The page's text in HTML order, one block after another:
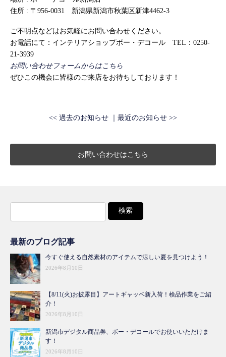
住所 : 〒956-0031 新潟県新潟市秋葉区新津4462-3
ご不明点などはお気軽にお問い合わせください。
お電話にて：インテリアショップボー・デコール TEL：0250-
21-3939
お問い合わせフォームからはこちら
ぜひこの機会に皆様のご来店をお待ちしております！
<< 過去のお知らせ 最近のお知らせ >>
お問い合わせはこちら
索:
最新のブログ記事
今すぐ使える自然素材のアイテムで涼しい夏を見つけよう！
2026年8月10日
【8/11(火)お披露目】アートギャッベ新入荷！検品作業をご紹
介！
2026年8月10日
新潟市デジタル商品券、ボー・デコールでお使いいただけま
す！
2026年8月10日